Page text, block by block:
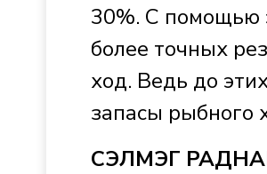
30%. С помощью
более точных
ход. Ведь до
запасы рыбного
СЭЛМЭГ